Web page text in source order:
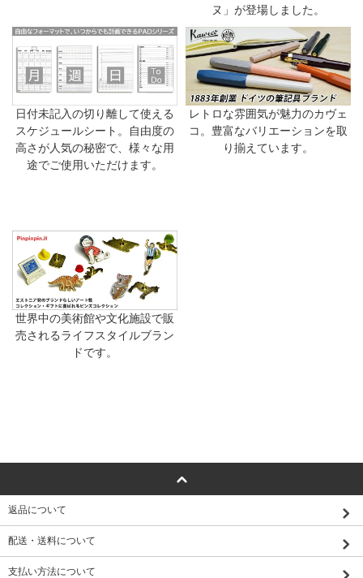
ヌ」が登場しました。
日付未記入の切り離して使える
スケジュールシート。自由度の
高さが人気の秘密で、様々な用
途でご使用いただけます。
レトロな雰囲気が魅力のカヴェ
コ。豊富なバリエーションを取
り揃えています。
世界中の美術館や文化施設で販
売されるライフスタイルブラン
ドです。
返品について
配送・送料について
支払い方法について